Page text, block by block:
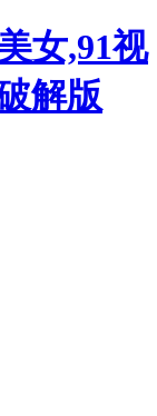
女,91视
解版